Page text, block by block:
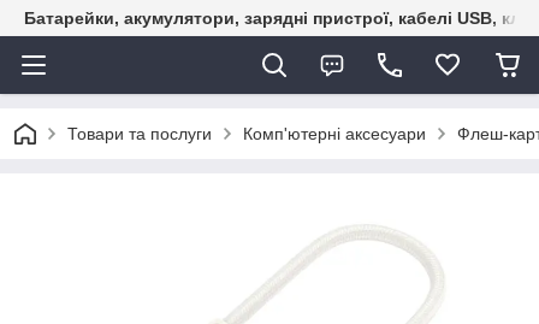
Батарейки, акумулятори, зарядні пристрої, кабелі USB,
Товари та послуги Комп'ютерні аксесуари Флеш-